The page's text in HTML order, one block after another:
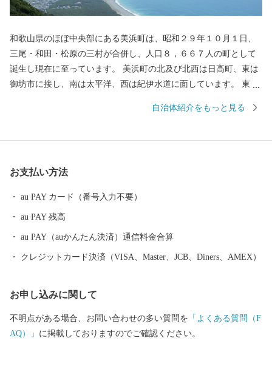
和歌山県のほぼ中央部にある美浜町は、昭和２９年１０月１日、
三尾・和田・松原の三村が合併し、人口８，６６７人の町として
誕生し現在に至っています。 美浜町の北及び北西は日高町、東は
御坊市に接し、南は太平洋、西は紀伊水道に面しています。 東西
平方キロメートルの町で、面積では和歌山県下で二番目に狭い町
く受けています。 太平洋に面する砂州海岸には、全長約４．５キ
ロメートル、幅は広い所で約５００メートルの近畿最大の松林
自治体紹介をもっと見る
お支払い方法
au PAY カード（番号入力不要）
au PAY 残高
au PAY（auかんたん決済）通信料金合算
クレジットカード決済（VISA、Master、JCB、Diners、AMEX）
お申し込みに関して
不明点がある場合、お問い合わせの多い質問を 「よくある質問（F
AQ）」 に掲載しておりますのでご確認ください。